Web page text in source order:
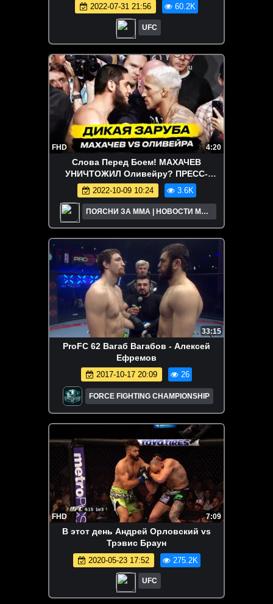
2022-07-31 21:56 60.2K
UFC
FHD 4:20
Слова Перед Боем! МАХАЧЕВ
УНИЧТОЖИЛ Оливейру? ПРЕСС-
КОНФЕРЕНЦИЯ UFC 280. Новости ММА
2022-10-09 10:24 3.6K
ПОЯСНИ ЗА ММА | НОВОСТИ MMA
UFC
33:15
ProFC 62 Вагаб Вагабов - Алексей
Ефремов
2017-10-17 20:09 26
FORCE FIGHTING CHAMPIONSHIP
FHD 7:09
В этот день Андрей Орловский vs
Трэвис Браун
2020-05-23 17:52 275.2K
UFC